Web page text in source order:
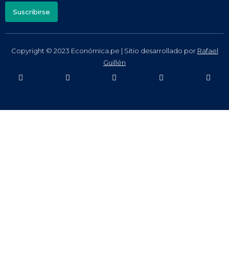
Suscribirse
Copyright © 2023 Económica.pe | Sitio desarrollado por Rafael
Guillén